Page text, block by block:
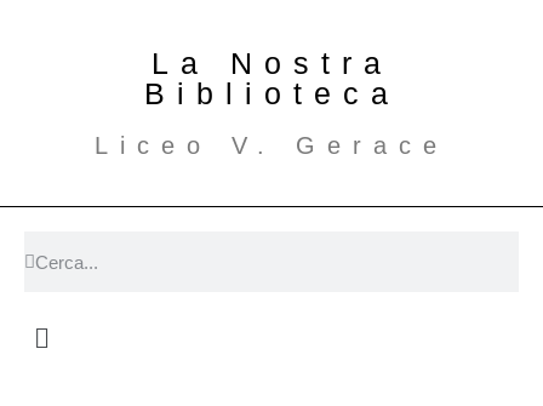
La Nostra
Biblioteca
Liceo V. Gerace